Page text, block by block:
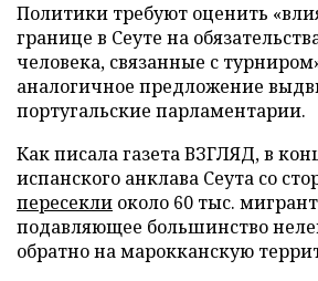
Политики требуют оценить
границе в Сеуте на
человека, связанные с
аналогичное предложение
португальские парламентарии.
Как писала газета ВЗГЛЯД, в
испанского анклава Сеута со
пересекли около 60 тыс.
подавляющее большинство
обратно на марокканскую